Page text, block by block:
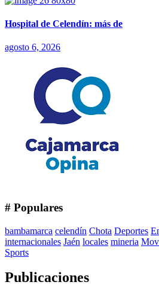
Hospital de Celendín: más de
agosto 6, 2026
# Populares
bambamarca celendín Chota Deportes
internacionales Jaén locales mineria
Sports
Publicaciones